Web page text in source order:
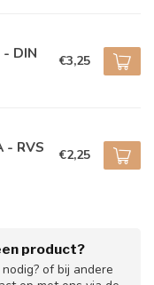
DIN €3,25
- RVS €2,25
product?
of bij andere